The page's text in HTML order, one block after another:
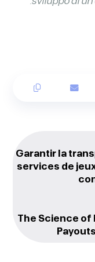
Garantir la
services de
The Science of